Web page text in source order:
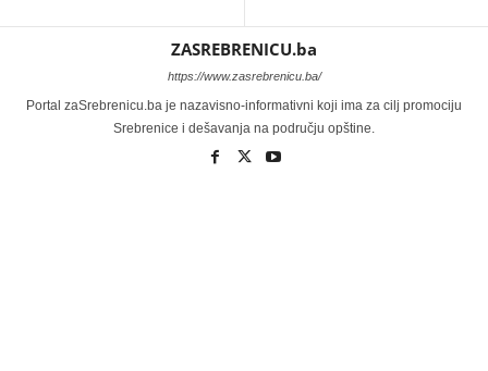
ZASREBRENICU.ba
https://www.zasrebrenicu.ba/
Portal zaSrebrenicu.ba je nazavisno-informativni koji ima za cilj promociju
Srebrenice i dešavanja na području opštine.